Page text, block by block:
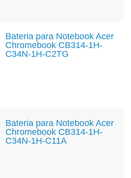
Bateria para Notebook Acer
Chromebook CB314-1H-
C34N-1H-C2TG
Bateria para Notebook Acer
Chromebook CB314-1H-
C34N-1H-C11A